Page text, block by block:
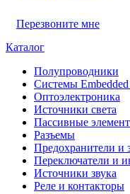
Перезвоните мне
Каталог
Полупроводники
Системы
Oптоэлектроника
Источники света
Пассивные
Разъeмы
Предохранители и
Переключатели и
Источники звука
Реле и контакторы